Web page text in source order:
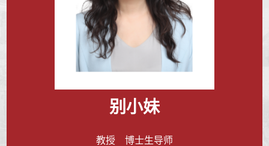
别小妹
教授 博士生导师